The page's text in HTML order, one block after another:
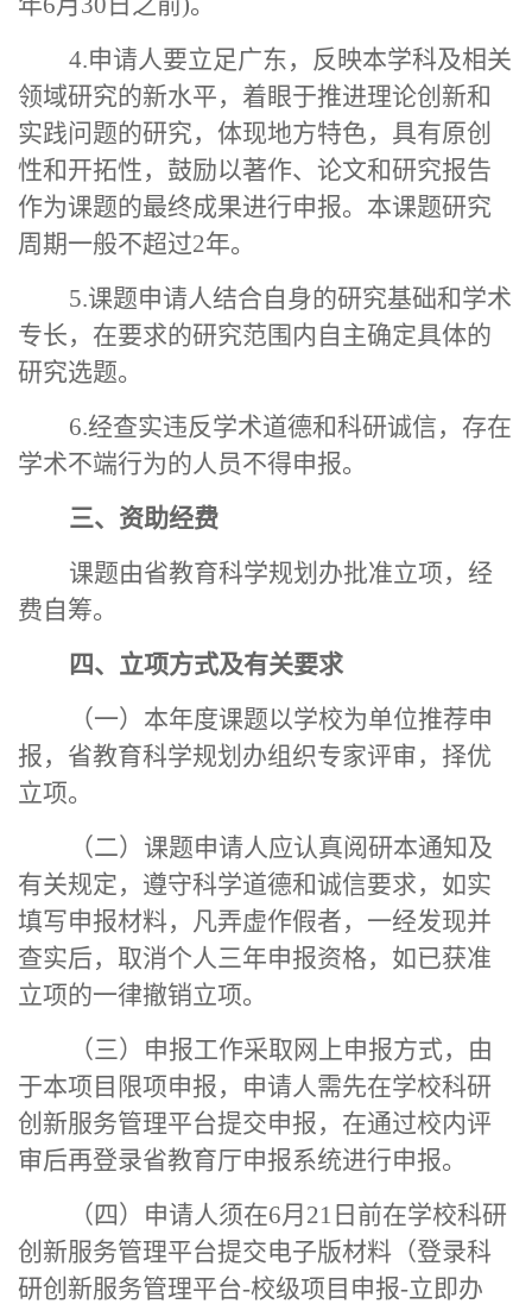
4.申请人要立足广东，反映本学科及相关
领域研究的新水平，着眼于推进理论创新和
实践问题的研究，体现地方特色，具有原创
性和开拓性，鼓励以著作、论文和研究报告
作为课题的最终成果进行申报。本课题研究
周期一般不超过2年。
5.课题申请人结合自身的研究基础和学术
专长，在要求的研究范围内自主确定具体的
研究选题。
6.经查实违反学术道德和科研诚信，存在
学术不端行为的人员不得申报。
三、资助经费
课题由省教育科学规划办批准立项， 经
费自筹。
四、立项方式及有关要求
（一）本年度课题以学校为单位推荐申
报，省教育科学规划办组织专家评审，择优
立项。
（二）课题申请人应认真阅研本通知及
有关规定，遵守科学道德和诚信要求，如实
填写申报材料，凡弄虚作假者，一经发现并
查实后，取消个人三年申报资格，如已获准
立项的一律撤销立项。
（三）申报工作采取网上申报方式， 由
于本项目限项申报， 申请人需先在学校科研
创新服务管理平台提交申报，在通过校内评
审后再登录省教育厅申报系统进行申报。
（四） 申请人须在6月 21 日前在学校科研
创新服务管理平台提交电子版材料（登录科
研创新服务管理平台-校级项目申报-立即办